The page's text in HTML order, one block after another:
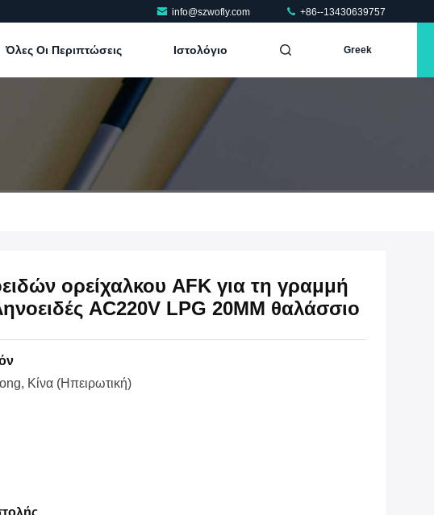
info@szwofly.com +86--13430639757
Όλες Οι Περιπτώσεις Ιστολόγιο Greek
ορείχαλκου AFK για τη γραμμή
AC220V LPG 20MM θαλάσσιο
Κίνα (Ηπειρωτική)